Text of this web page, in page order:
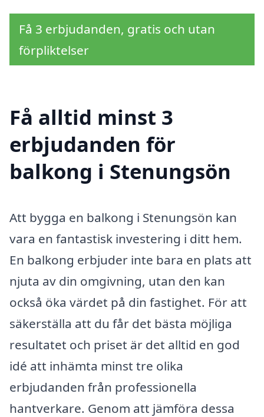
Få 3 erbjudanden, gratis och utan
förpliktelser
Få alltid minst 3
erbjudanden för
balkong i Stenungsön
Att bygga en balkong i Stenungsön kan
vara en fantastisk investering i ditt hem.
En balkong erbjuder inte bara en plats att
njuta av din omgivning, utan den kan
också öka värdet på din fastighet. För att
säkerställa att du får det bästa möjliga
resultatet och priset är det alltid en god
idé att inhämta minst tre olika
erbjudanden från professionella
hantverkare. Genom att jämföra dessa